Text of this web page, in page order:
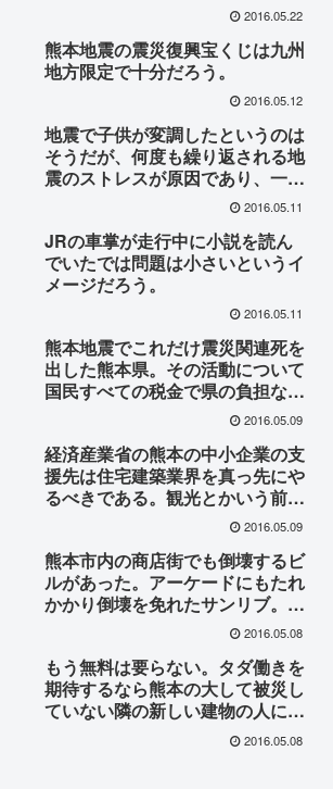
2016.05.22
熊本地震の震災復興宝くじは九州
地方限定で十分だろう。
2016.05.12
地震で子供が変調したというのは
そうだが、何度も繰り返される地
震のストレスが原因であり、一定
期間疎開することの重要性が改め
て確認されたというべきだろう。
2016.05.11
JRの車掌が走行中に小説を読ん
でいたでは問題は小さいというイ
メージだろう。
2016.05.11
熊本地震でこれだけ震災関連死を
出した熊本県。その活動について
国民すべての税金で県の負担なし
にすることが本当に正しいのか？
2016.05.09
経済産業省の熊本の中小企業の支
援先は住宅建築業界を真っ先にや
るべきである。観光とかいう前に
家を修理、再建することが先であ
り、そのために地元企業を支援す
るのが国の仕事だろう。
2016.05.09
熊本市内の商店街でも倒壊するビ
ルがあった。アーケードにもたれ
かかり倒壊を免れたサンリブ。す
ぐに解体を行ったのは責任がある
2016.05.08
もう無料は要らない。タダ働きを
期待するなら熊本の大して被災し
ていない隣の新しい建物の人に頭
を下げて手伝ってもらうのか、業
2016.05.08